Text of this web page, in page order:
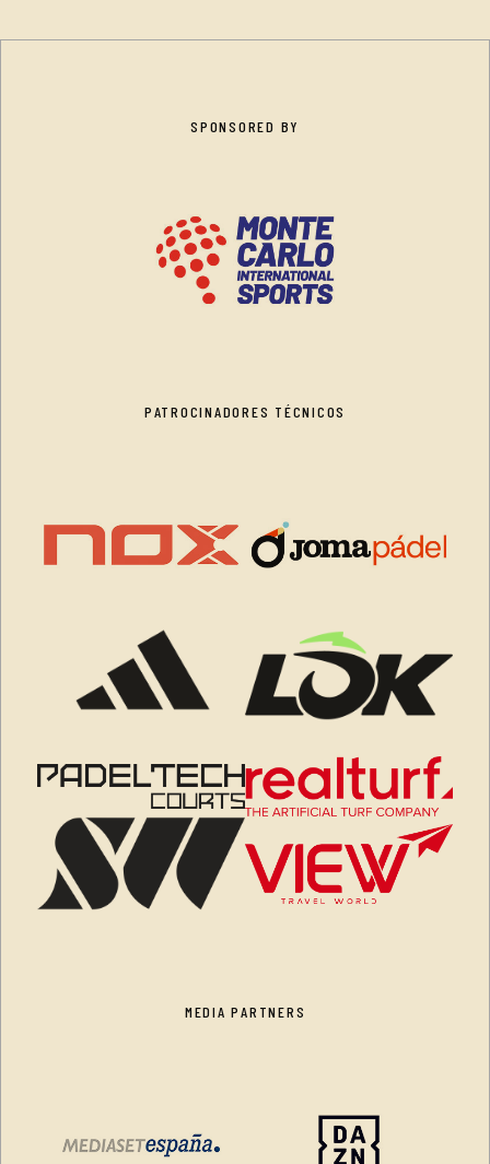
SPONSORED BY
PATROCINADORES TÉCNICOS
MEDIA PARTNERS